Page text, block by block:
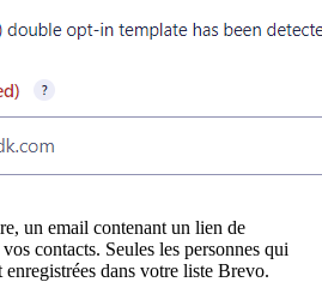
un email contenant un lien de
contacts. Seules les personnes qui
dans votre liste Brevo.